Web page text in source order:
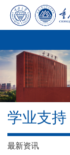
学业支持
最新资讯